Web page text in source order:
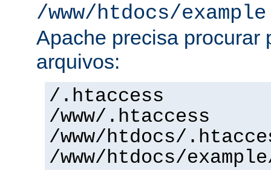
/www/htdocs/example
Apache precisa procurar
arquivos:
/.htaccess
/www/.htaccess
/www/htdocs/
/www/htdocs/